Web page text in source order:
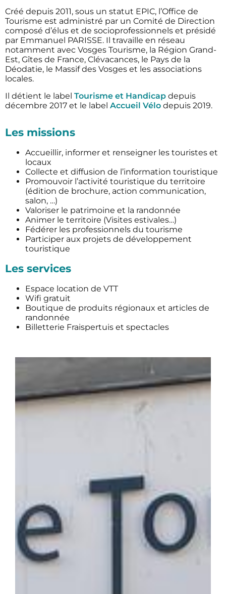
Créé depuis 2011, sous un statut EPIC, l’Office de
Tourisme est administré par un Comité de Direction
composé d’élus et de socioprofessionnels et présidé
par Emmanuel PARISSE. Il travaille en réseau
notamment avec Vosges Tourisme, la Région Grand-
Est, Gîtes de France, Clévacances, le Pays de la
Déodatie, le Massif des Vosges et les associations
locales.
Il détient le label Tourisme et Handicap depuis
décembre 2017 et le label Accueil Vélo depuis 2019.
Les missions
Accueillir, informer et renseigner les touristes et
locaux
Collecte et diffusion de l’information touristique
Promouvoir l’activité touristique du territoire
(édition de brochure, action communication,
salon, …)
Valoriser le patrimoine et la randonnée
Animer le territoire (Visites estivales…)
Fédérer les professionnels du tourisme
Participer aux projets de développement
touristique
Les services
Espace location de VTT
Wifi gratuit
Boutique de produits régionaux et articles de
randonnée
Billetterie Fraispertuis et spectacles